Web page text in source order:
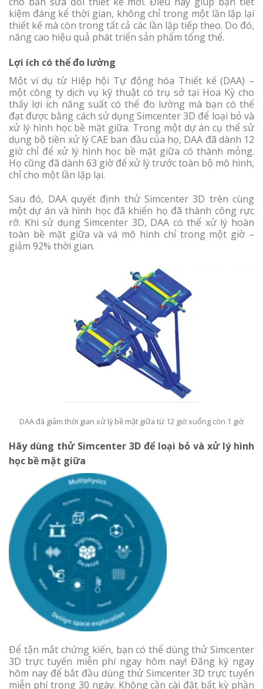
kiệm đáng kể thời gian, không chỉ trong một lần lặp lại
thiết kế mà còn trong tất cả các lần lặp tiếp theo. Do đó,
nâng cao hiệu quả phát triển sản phẩm tổng thể.
Lợi ích có thể đo lường
Một ví dụ từ Hiệp hội Tự động hóa Thiết kế (DAA) –
một công ty dịch vụ kỹ thuật có trụ sở tại Hoa Kỳ cho
thấy lợi ích năng suất có thể đo lường mà bạn có thể
đạt được bằng cách sử dụng Simcenter 3D để loại bỏ và
xử lý hình học bề mặt giữa. Trong một dự án cụ thể sử
dụng bộ tiền xử lý CAE ban đầu của họ, DAA đã dành 12
giờ chỉ để xử lý hình học bề mặt giữa có thành mỏng.
Họ cũng đã dành 63 giờ để xử lý trước toàn bộ mô hình,
chỉ cho một lần lặp lại.
Sau đó, DAA quyết định thử Simcenter 3D trên cùng
một dự án và hình học đã khiến họ đã thành công rực
rỡ. Khi sử dụng Simcenter 3D, DAA có thể xử lý hoàn
toàn bề mặt giữa và vá mô hình chỉ trong một giờ –
giảm 92% thời gian.
DAA đã giảm thời gian xử lý bề mặt giữa từ 12 giờ xuống còn 1 giờ
Hãy dùng thử Simcenter 3D để loại bỏ và xử lý hình
học bề mặt giữa
Để tận mắt chứng kiến, bạn có thể dùng thử Simcenter
3D trực tuyến miễn phí ngay hôm nay! Đăng ký ngay
hôm nay để bắt đầu dùng thử Simcenter 3D trực tuyến
miễn phí trong 30 ngày. Không cần cài đặt bất kỳ phần